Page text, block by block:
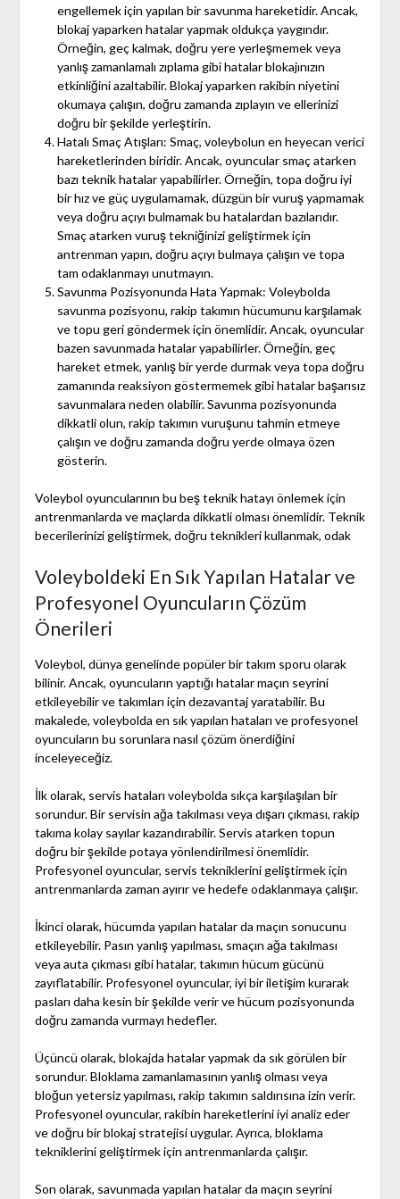
engellemek için yapılan bir savunma hareketidir. Ancak,
blokaj yaparken hatalar yapmak oldukça yaygındır.
Örneğin, geç kalmak, doğru yere yerleşmemek veya
yanlış zamanlamalı zıplama gibi hatalar blokajınızın
etkinliğini azaltabilir. Blokaj yaparken rakibin niyetini
okumaya çalışın, doğru zamanda zıplayın ve ellerinizi
doğru bir şekilde yerleştirin.
Hatalı Smaç Atışları: Smaç, voleybolun en heyecan verici
hareketlerinden biridir. Ancak, oyuncular smaç atarken
bazı teknik hatalar yapabilirler. Örneğin, topa doğru iyi
bir hız ve güç uygulamamak, düzgün bir vuruş yapmamak
veya doğru açıyı bulmamak bu hatalardan bazılarıdır.
Smaç atarken vuruş tekniğinizi geliştirmek için
antrenman yapın, doğru açıyı bulmaya çalışın ve topa
tam odaklanmayı unutmayın.
Savunma Pozisyonunda Hata Yapmak: Voleybolda
savunma pozisyonu, rakip takımın hücumunu karşılamak
ve topu geri göndermek için önemlidir. Ancak, oyuncular
bazen savunmada hatalar yapabilirler. Örneğin, geç
hareket etmek, yanlış bir yerde durmak veya topa doğru
zamanında reaksiyon göstermemek gibi hatalar başarısız
savunmalara neden olabilir. Savunma pozisyonunda
dikkatli olun, rakip takımın vuruşunu tahmin etmeye
çalışın ve doğru zamanda doğru yerde olmaya özen
gösterin.
Voleybol oyuncularının bu beş teknik hatayı önlemek için
antrenmanlarda ve maçlarda dikkatli olması önemlidir. Teknik
becerilerinizi geliştirmek, doğru teknikleri kullanmak, odak
Voleyboldeki En Sık Yapılan Hatalar ve
Profesyonel Oyuncuların Çözüm
Önerileri
Voleybol, dünya genelinde popüler bir takım sporu olarak
bilinir. Ancak, oyuncuların yaptığı hatalar maçın seyrini
etkileyebilir ve takımları için dezavantaj yaratabilir. Bu
makalede, voleybolda en sık yapılan hataları ve profesyonel
oyuncuların bu sorunlara nasıl çözüm önerdiğini
inceleyeceğiz.
İlk olarak, servis hataları voleybolda sıkça karşılaşılan bir
sorundur. Bir servisin ağa takılması veya dışarı çıkması, rakip
takıma kolay sayılar kazandırabilir. Servis atarken topun
doğru bir şekilde potaya yönlendirilmesi önemlidir.
Profesyonel oyuncular, servis tekniklerini geliştirmek için
antrenmanlarda zaman ayırır ve hedefe odaklanmaya çalışır.
İkinci olarak, hücumda yapılan hatalar da maçın sonucunu
etkileyebilir. Pasın yanlış yapılması, smaçın ağa takılması
veya auta çıkması gibi hatalar, takımın hücum gücünü
zayıflatabilir. Profesyonel oyuncular, iyi bir iletişim kurarak
pasları daha kesin bir şekilde verir ve hücum pozisyonunda
doğru zamanda vurmayı hedefler.
Üçüncü olarak, blokajda hatalar yapmak da sık görülen bir
sorundur. Bloklama zamanlamasının yanlış olması veya
bloğun yetersiz yapılması, rakip takımın saldırısına izin verir.
Profesyonel oyuncular, rakibin hareketlerini iyi analiz eder
ve doğru bir blokaj stratejisi uygular. Ayrıca, bloklama
tekniklerini geliştirmek için antrenmanlarda çalışır.
Son olarak, savunmada yapılan hatalar da maçın seyrini